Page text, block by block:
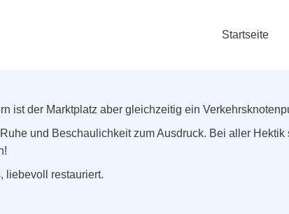
Startseite
ist der Marktplatz aber gleichzeitig ein
und Beschaulichkeit zum Ausdruck. Bei aller
liebevoll restauriert.